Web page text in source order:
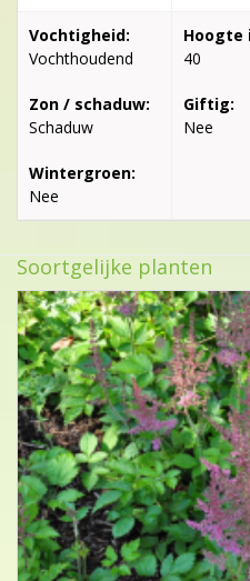
Vochtigheid:
Vochthoudend
Zon / schaduw:
Schaduw
Wintergroen:
Nee
Hoogte
40
Giftig:
Nee
Soortgelijke planten